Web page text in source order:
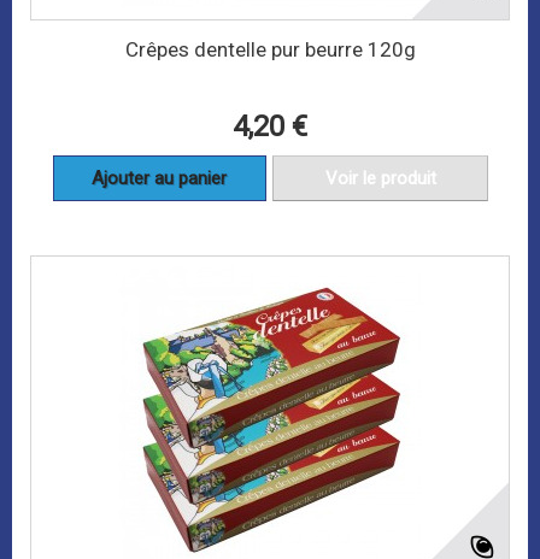
Crêpes dentelle pur beurre 120g
4,20 €
Ajouter au panier Voir le produit